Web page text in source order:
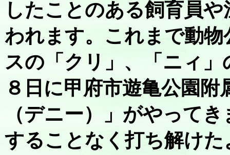
したことのある飼育員
われます。これまで動
スの「クリ」、「ニィ
８日に甲府市遊亀公園
（デニー）」がやって
することなく打ち解け